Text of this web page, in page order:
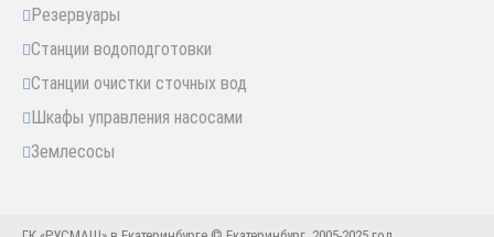
Резервуары
Станции водоподготовки
Станции очистки сточных вод
Шкафы управления насосами
Землесосы